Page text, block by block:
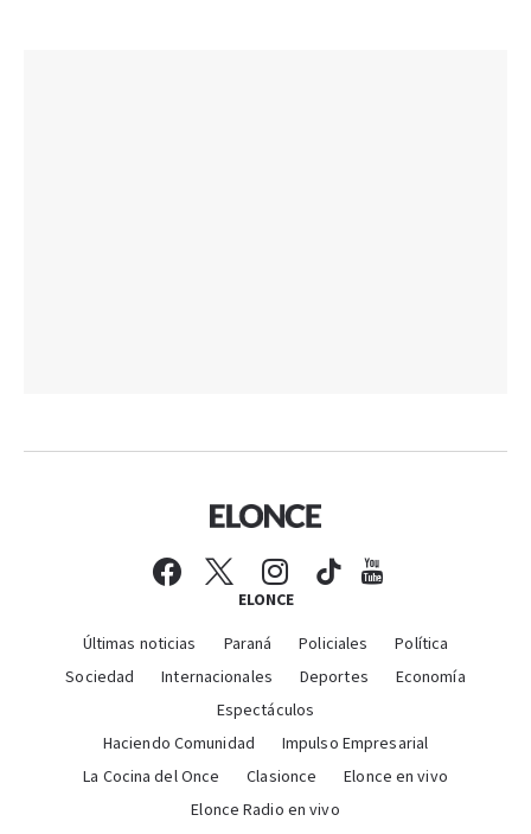
ELONCE
Últimas noticias Paraná Policiales
Política
Sociedad
Internacionales Deportes
Economía
Espectáculos
Haciendo Comunidad
Impulso Empresarial
La Cocina del Once
Clasionce
Elonce en vivo
Elonce Radio en vivo